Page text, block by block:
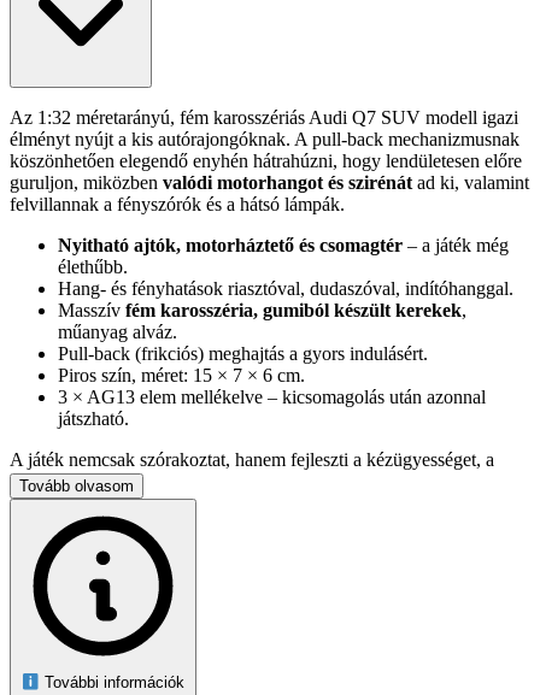
Az 1:32 méretarányú, fém karosszériás Audi Q7 SUV modell igazi
élményt nyújt a kis autórajongóknak. A pull-back mechanizmusnak
köszönhetően elegendő enyhén hátrahúzni, hogy lendületesen előre
guruljon, miközben valódi motorhangot és szirénát ad ki, valamint
felvillannak a fényszórók és a hátsó lámpák.
Nyitható ajtók, motorháztető és csomagtér – a játék még
élethűbb.
Hang- és fényhatások riasztóval, dudaszóval, indítóhanggal.
Masszív fém karosszéria, gumiból készült kerekek,
műanyag alváz.
Pull-back (frikciós) meghajtás a gyors indulásért.
Piros szín, méret: 15 × 7 × 6 cm.
3 × AG13 elem mellékelve – kicsomagolás után azonnal
játszható.
A játék nemcsak szórakoztat, hanem fejleszti a kézügyességet, a
koncentrációt és a térbeli tájékozódást is. Szuper választás közös
családi versenyekhez, és mutatós darabja lesz bármely
gyűjteménynek. Színes díszdobozban érkezik, így
ajándéknak
.
Tovább olvasom
További információk